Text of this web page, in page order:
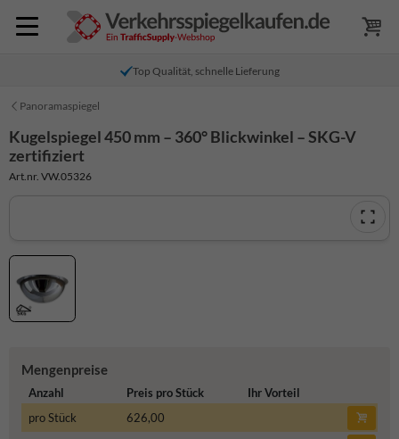
Top Qualität, schnelle Lieferung
Panoramaspiegel
Kugelspiegel 450 mm – 360° Blickwinkel – SKG-V
zertifiziert
Art.nr. VW.05326
Mengenpreise
Anzahl Preis pro Stück
Ihr Vorteil
pro Stück
626,00